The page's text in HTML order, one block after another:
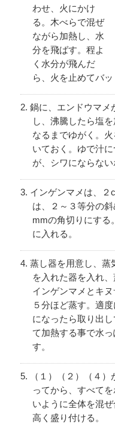
わせ、火にかけ
る。木べらで混ぜ
ながら加熱し、水
分を飛ばす。程よ
く水分が飛んだ
ら、火を止めてバッ
鍋に、エンドウマメ
し、沸騰したら塩
なるまでゆがく。
いておく。ゆで汁
が、シワにならない
インゲンマメは、２
は、２～３等分の
mmの角切りにする
に入れる。
蒸し器を用意し、蒸
を入れた器を入れ
インゲンマメとキ
５分ほど蒸す。適
になったら取り出
て加熱する事で水
す。
（１）（２）（４
ってから、すべて
いように全体を混
高く盛り付ける。